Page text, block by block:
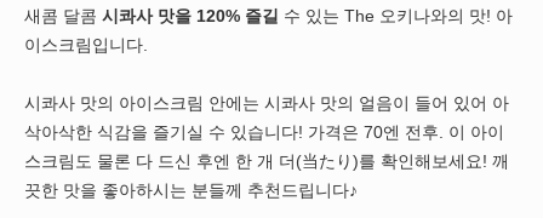
새콤 달콤 시콰사 맛을 120% 즐길 수 있는 The 오키나와의 맛! 아
이스크림입니다.
시콰사 맛의 아이스크림 안에는 시콰사 맛의 얼음이 들어 있어 아
삭아삭한 식감을 즐기실 수 있습니다! 가격은 70엔 전후. 이 아이
스크림도 물론 다 드신 후엔 한 개 더(当たり)를 확인해보세요! 깨
끗한 맛을 좋아하시는 분들께 추천드립니다♪